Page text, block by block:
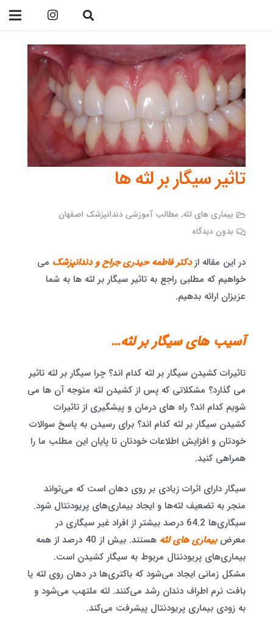
تاثیر سیگار بر لثه ها
بیماری های لثه, مطالب آموزشی دندانپزشک اصفهان
بدون دیدگاه
در این مقاله ازدکتر فاطمه حیدری جراح و دندانپزشک می
خواهیم که مطلبی راجع به تاثیر سیگار بر لثه ها به شما
عزیزان ارائه بدهیم.
آسیب های سیگار بر لثه…
تاثیرات کشیدن سیگار بر لثه کدام اند؟ چرا سیگار بر لثه تاثیر
می گذارد؟ مشکلاتی که پس از کشیدن لثه متوجه آن ها می
شویم کدام اند؟ راه های درمان و پیشگیری از تاثیرات
کشیدن سیگار بر لثه کدام اند؟ برای رسیدن به پاسخ سوالات
خودتان و افزایش اطلاعات خودتان تا پایان این مطلب ما را
همراهی کنید.
سیگار دارای اثرات زیادی بر روی دهان است که می‌تواند
منجر به تضعیف لثه‌ها و ایجاد بیماری‌های پریودنتال شود.
سیگاری‌ها 64.2 درصد بیشتر از افراد غیر سیگاری در
معرض بیماری های لثه
هستند. بیش از 40 درصد از همه
بیماری‌های پریودنتال مربوط به سیگار کشیدن است.
مشکل زمانی ایجاد می‌شود که باکتری‌ها در دهان روی لثه یا
بافت نرم اطراف دندان رشد می‌کنند. لثه ملتهب می‌شود و
به زودی بیماری پریودنتال پیشرفت می‌کند.